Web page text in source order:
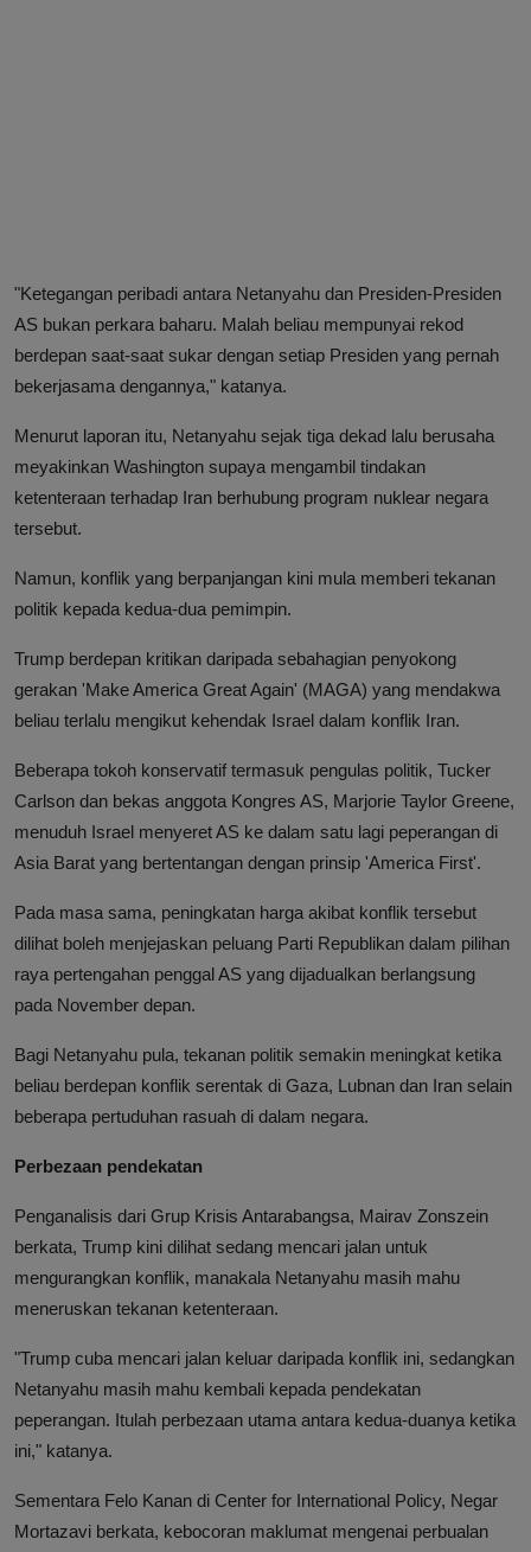
"Ketegangan peribadi antara Netanyahu dan Presiden-Presiden
AS bukan perkara baharu. Malah beliau mempunyai rekod
berdepan saat-saat sukar dengan setiap Presiden yang pernah
bekerjasama dengannya," katanya.
Menurut laporan itu, Netanyahu sejak tiga dekad lalu berusaha
meyakinkan Washington supaya mengambil tindakan
ketenteraan terhadap Iran berhubung program nuklear negara
tersebut.
Namun, konflik yang berpanjangan kini mula memberi tekanan
politik kepada kedua-dua pemimpin.
Trump berdepan kritikan daripada sebahagian penyokong
gerakan 'Make America Great Again' (MAGA) yang mendakwa
beliau terlalu mengikut kehendak Israel dalam konflik Iran.
Beberapa tokoh konservatif termasuk pengulas politik, Tucker
Carlson dan bekas anggota Kongres AS, Marjorie Taylor Greene,
menuduh Israel menyeret AS ke dalam satu lagi peperangan di
Asia Barat yang bertentangan dengan prinsip 'America First'.
Pada masa sama, peningkatan harga akibat konflik tersebut
dilihat boleh menjejaskan peluang Parti Republikan dalam pilihan
raya pertengahan penggal AS yang dijadualkan berlangsung
pada November depan.
Bagi Netanyahu pula, tekanan politik semakin meningkat ketika
beliau berdepan konflik serentak di Gaza, Lubnan dan Iran selain
beberapa pertuduhan rasuah di dalam negara.
Perbezaan pendekatan
Penganalisis dari Grup Krisis Antarabangsa, Mairav Zonszein
berkata, Trump kini dilihat sedang mencari jalan untuk
mengurangkan konflik, manakala Netanyahu masih mahu
meneruskan tekanan ketenteraan.
"Trump cuba mencari jalan keluar daripada konflik ini, sedangkan
Netanyahu masih mahu kembali kepada pendekatan
peperangan. Itulah perbezaan utama antara kedua-duanya ketika
ini," katanya.
Sementara Felo Kanan di Center for International Policy, Negar
Mortazavi berkata, kebocoran maklumat mengenai perbualan